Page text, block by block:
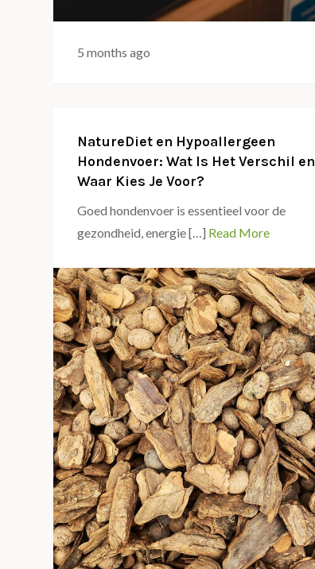
5 months ago
NatureDiet en Hypoallergeen
Hondenvoer: Wat Is Het Verschil en
Waar Kies Je Voor?
Goed hondenvoer is essentieel voor de
gezondheid, energie […] Read More